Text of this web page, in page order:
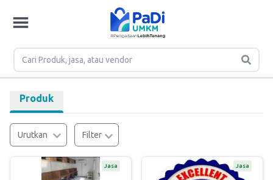
Produk
Urutkan Filter
Jasa Jasa